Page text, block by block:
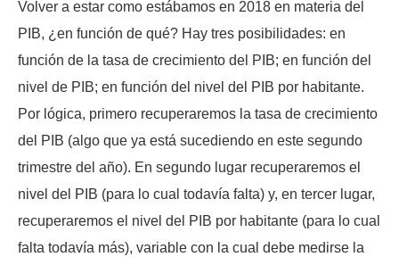
Volver a estar como estábamos en 2018 en materia del
PIB, ¿en función de qué? Hay tres posibilidades: en
función de la tasa de crecimiento del PIB; en función del
nivel de PIB; en función del nivel del PIB por habitante.
Por lógica, primero recuperaremos la tasa de crecimiento
del PIB (algo que ya está sucediendo en este segundo
trimestre del año). En segundo lugar recuperaremos el
nivel del PIB (para lo cual todavía falta) y, en tercer lugar,
recuperaremos el nivel del PIB por habitante (para lo cual
falta todavía más), variable con la cual debe medirse la